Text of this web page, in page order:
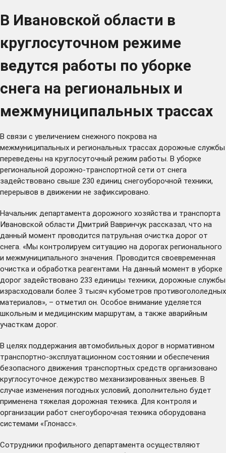
В Ивановской области в
круглосуточном режиме
ведутся работы по уборке
снега на региональных и
межмуниципальных трассах
В связи с увеличением снежного покрова на
межмуниципальных и региональных трассах дорожные службы
переведены на круглосуточный режим работы. В уборке
региональной дорожно-транспортной сети от снега
задействовано свыше 230 единиц снегоуборочной техники,
перерывов в движении не зафиксировано.
Начальник департамента дорожного хозяйства и транспорта
Ивановской области Дмитрий Вавринчук рассказал, что на
данный момент проводится патрульная очистка дорог от
снега. «Мы контролируем ситуацию на дорогах регионального
и межмуниципального значения. Проводится своевременная
очистка и обработка реагентами. На данный момент в уборке
дорог задействовано 233 единицы техники, дорожные службы
израсходовали более 3 тысяч кубометров противогололедных
материалов», – отметил он. Особое внимание уделяется
школьным и медицинским маршрутам, а также аварийным
участкам дорог.
В целях поддержания автомобильных дорог в нормативном
транспортно-эксплуатационном состоянии и обеспечения
безопасного движения транспортных средств организовано
круглосуточное дежурство механизированных звеньев. В
случае изменения погодных условий, дополнительно будет
применена тяжелая дорожная техника. Для контроля и
организации работ снегоуборочная техника оборудована
системами «Глонасс».
Сотрудники профильного департамента осуществляют